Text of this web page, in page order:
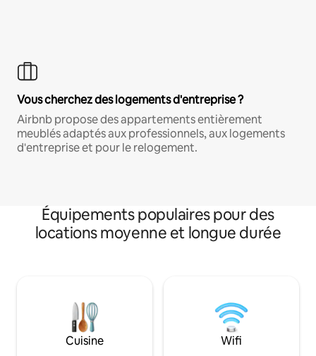
Vous cherchez des logements d'entreprise ?
Airbnb propose des appartements entièrement
meublés adaptés aux professionnels, aux logements
d'entreprise et pour le relogement.
Équipements populaires pour des
locations moyenne et longue durée
Cuisine Wifi